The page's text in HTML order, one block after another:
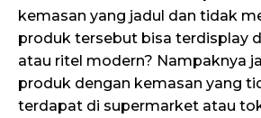
kemasan yang jadul dan tidak
produk tersebut bisa terdisplay
atau ritel modern? Nampaknya
produk dengan kemasan yang
terdapat di supermarket atau